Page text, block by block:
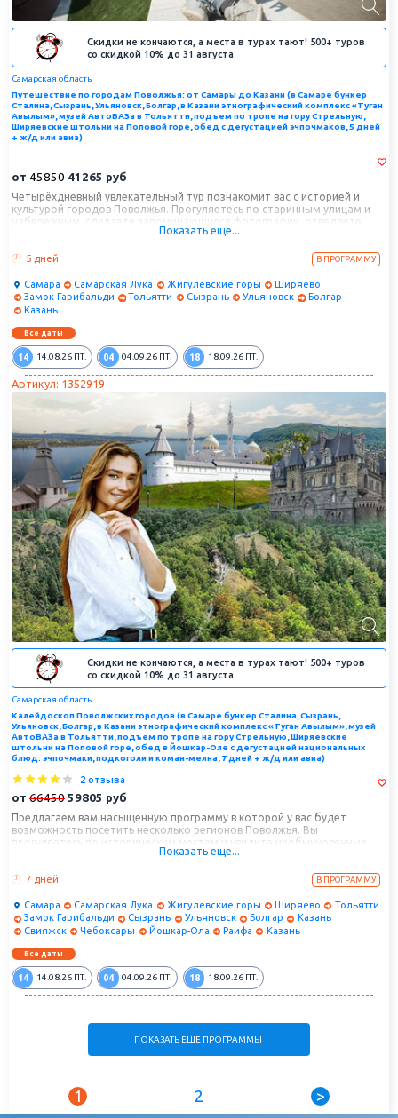
Скидки не кончаются, а места в турах тают! 500+ туров
со скидкой 10% до 31 августа
Самарская область
Путешествие по городам Поволжья: от Самары до Казани (в Самаре бункер
Сталина, Сызрань, Ульяновск, Болгар, в Казани этнографический комплекс «Туган
Авылым», музей АвтоВАЗа в Тольятти, подъем по тропе на гору Стрельную,
Ширяевские штольни на Поповой горе, обед с дегустацией эчпочмаков, 5 дней
+ ж/д или авиа)
от 45850 41265 руб
Четырёхдневный увлекательный тур познакомит вас с историей и
культурой городов Поволжья. Прогуляетесь по старинным улицам и
набережным, сделаете запоминающиеся фотографии, отведаете
местную кухню и многое другое.Показать еще...
5 дней В ПРОГРАММУ
Самара Самарская Лука Жигулевские горы
Ширяево
Замок Гарибальди
Тольятти Сызрань Ульяновск
Болгар
Казань
Все даты
14 14.08.26 ПТ. 04 04.09.26 ПТ. 18 18.09.26 ПТ.
Артикул: 1352919
Скидки не кончаются, а места в турах тают! 500+ туров
со скидкой 10% до 31 августа
Самарская область
Калейдоскоп Поволжских городов (в Самаре бункер Сталина, Сызрань,
Ульяновск, Болгар, в Казани этнографический комплекс «Туган Авылым», музей
АвтоВАЗа в Тольятти, подъем по тропе на гору Стрельную, Ширяевские
штольни на Поповой горе, обед в Йошкар-Оле с дегустацией национальных
блюд: эчпочмаки, подкоголи и коман-мелна, 7 дней + ж/д или авиа)
2 отзыва
от 66450 59805 руб
Предлагаем вам насыщенную программу в которой у вас будет
возможность посетить несколько регионов Поволжья. Вы
прогуляетесь по историческим местам и увидите необыкновенные
пейзажи Самарской, Ульяновской областей, Татарстана, Марий-Эл,
увезете массу новых, ярких впечатлений и фантастические
Показать еще...
7 дней В ПРОГРАММУ
Самара Самарская Лука Жигулевские горы Ширяево
Тольятти
Замок Гарибальди
Сызрань Ульяновск Болгар
Казань
Свияжск
Чебоксары Йошкар-Ола Раифа Казань
Все даты
14 14.08.26 ПТ. 04 04.09.26 ПТ. 18 18.09.26 ПТ.
ПОКАЗАТЬ ЕЩЕ ПРОГРАММЫ
1 2 >